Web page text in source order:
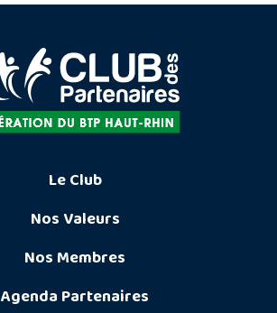
Le Club
Nos Valeurs
Nos Membres
Agenda Partenaires